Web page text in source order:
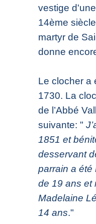
vestige
14ème
martyr de
donne
Le clocher a
1730. La
de l’Abbé
suivante: "
1851 et
desservant
parrain a été
de 19 ans et
Madelaine
14 ans."